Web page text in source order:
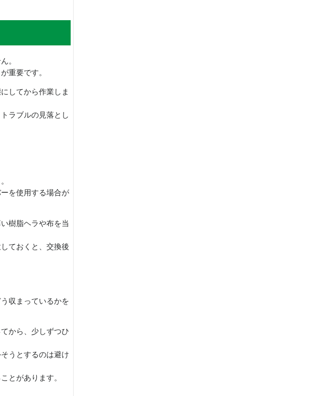
。
重要です。
してから作業しま
ラブルの見落とし
を使用する場合が
樹脂ヘラや布を当
ておくと、交換後
収まっているかを
から、少しずつひ
うとするのは避け
とがあります。